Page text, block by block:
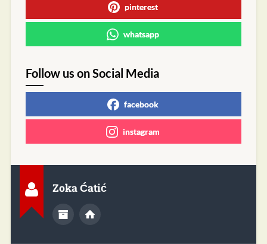
pinterest
whatsapp
Follow us on Social Media
facebook
instagram
Zoka Ćatić